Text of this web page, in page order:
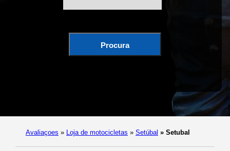
Procura
Avaliaçoes » Loja de motocicletas » Setúbal » Setubal